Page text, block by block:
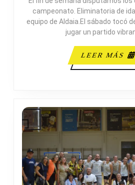
campeonato. Eliminatoria de
equipo de Aldaia.El sábado tocó
jugar un partido
LEER MÁS